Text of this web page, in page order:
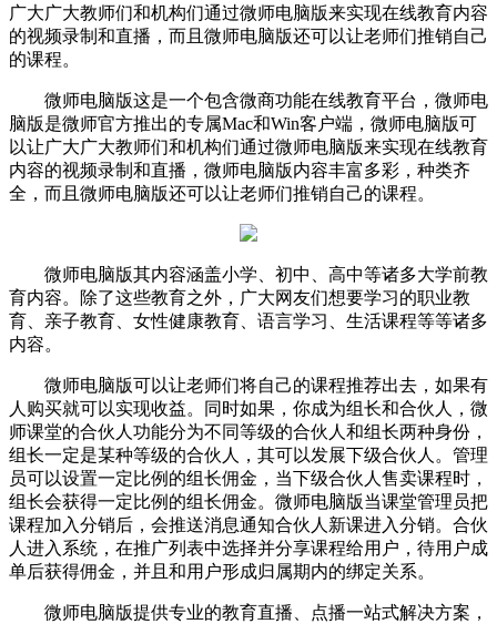
广大广大教师们和机构们通过微师电脑版来实现在线教育内容
的视频录制和直播，而且微师电脑版还可以让老师们推销自己
的课程。
微师电脑版这是一个包含微商功能在线教育平台，微师电
脑版是微师官方推出的专属Mac和Win客户端，微师电脑版可
以让广大广大教师们和机构们通过微师电脑版来实现在线教育
内容的视频录制和直播，微师电脑版内容丰富多彩，种类齐
全，而且微师电脑版还可以让老师们推销自己的课程。
微师电脑版其内容涵盖小学、初中、高中等诸多大学前教
育内容。除了这些教育之外，广大网友们想要学习的职业教
育、亲子教育、女性健康教育、语言学习、生活课程等等诸多
内容。
微师电脑版可以让老师们将自己的课程推荐出去，如果有
人购买就可以实现收益。同时如果，你成为组长和合伙人，微
师课堂的合伙人功能分为不同等级的合伙人和组长两种身份，
组长一定是某种等级的合伙人，其可以发展下级合伙人。管理
员可以设置一定比例的组长佣金，当下级合伙人售卖课程时，
组长会获得一定比例的组长佣金。微师电脑版当课堂管理员把
课程加入分销后，会推送消息通知合伙人新课进入分销。合伙
人进入系统，在推广列表中选择并分享课程给用户，待用户成
单后获得佣金，并且和用户形成归属期内的绑定关系。
微师电脑版提供专业的教育直播、点播一站式解决方案，